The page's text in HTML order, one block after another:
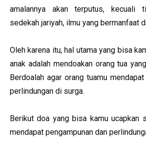
amalannya akan terputus, kecuali
sedekah jariyah, ilmu yang bermanfaat
Oleh karena itu, hal utama yang bisa
anak adalah mendoakan orang tua
Berdoalah agar orang tuamu
perlindungan di surga.
Berikut doa yang bisa kamu ucapkan
mendapat pengampunan dan